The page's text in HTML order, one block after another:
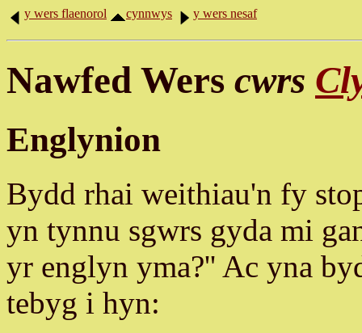
y wers flaenorol cynnwys y wers nesaf
Nawfed Wers cwrs
Englynion
Bydd rhai weithiau'n fy
yn tynnu sgwrs gyda mi
yr englyn yma?'' Ac yna
tebyg i hyn: